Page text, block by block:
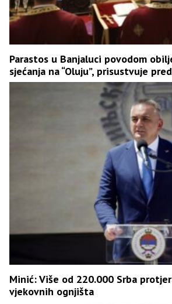
Parastos u Banjaluci povodom
sjećanja na “Oluju”, prisustvuje
Minić: Više od 220.000 Srba
vjekovnih ognjišta